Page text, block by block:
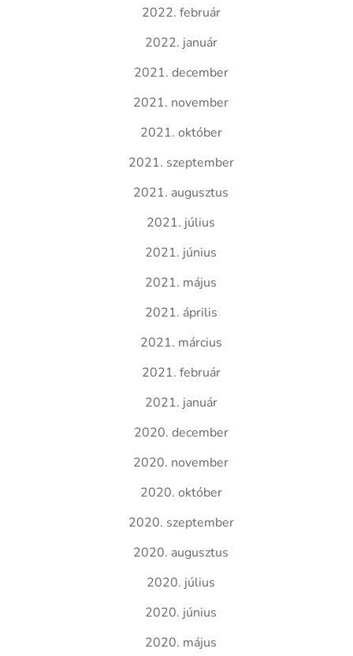
2022. február
2022. január
2021. december
2021. november
2021. október
2021. szeptember
2021. augusztus
2021. július
2021. június
2021. május
2021. április
2021. március
2021. február
2021. január
2020. december
2020. november
2020. október
2020. szeptember
2020. augusztus
2020. július
2020. június
2020. május